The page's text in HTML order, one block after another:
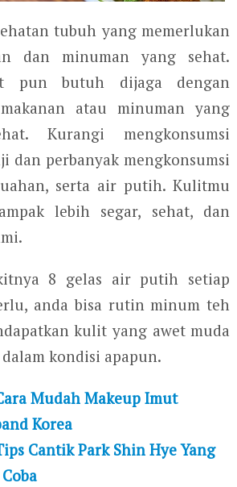
tubuh yang memerlukan
dan minuman yang sehat.
pun butuh dijaga dengan
atau minuman yang
Kurangi mengkonsumsi
dan perbanyak mengkonsumsi
serta air putih. Kulitmu
lebih segar, sehat, dan
8 gelas air putih setiap
anda bisa rutin minum teh
kulit yang awet muda
kondisi apapun.
Mudah Makeup Imut
Korea
Cantik Park Shin Hye Yang